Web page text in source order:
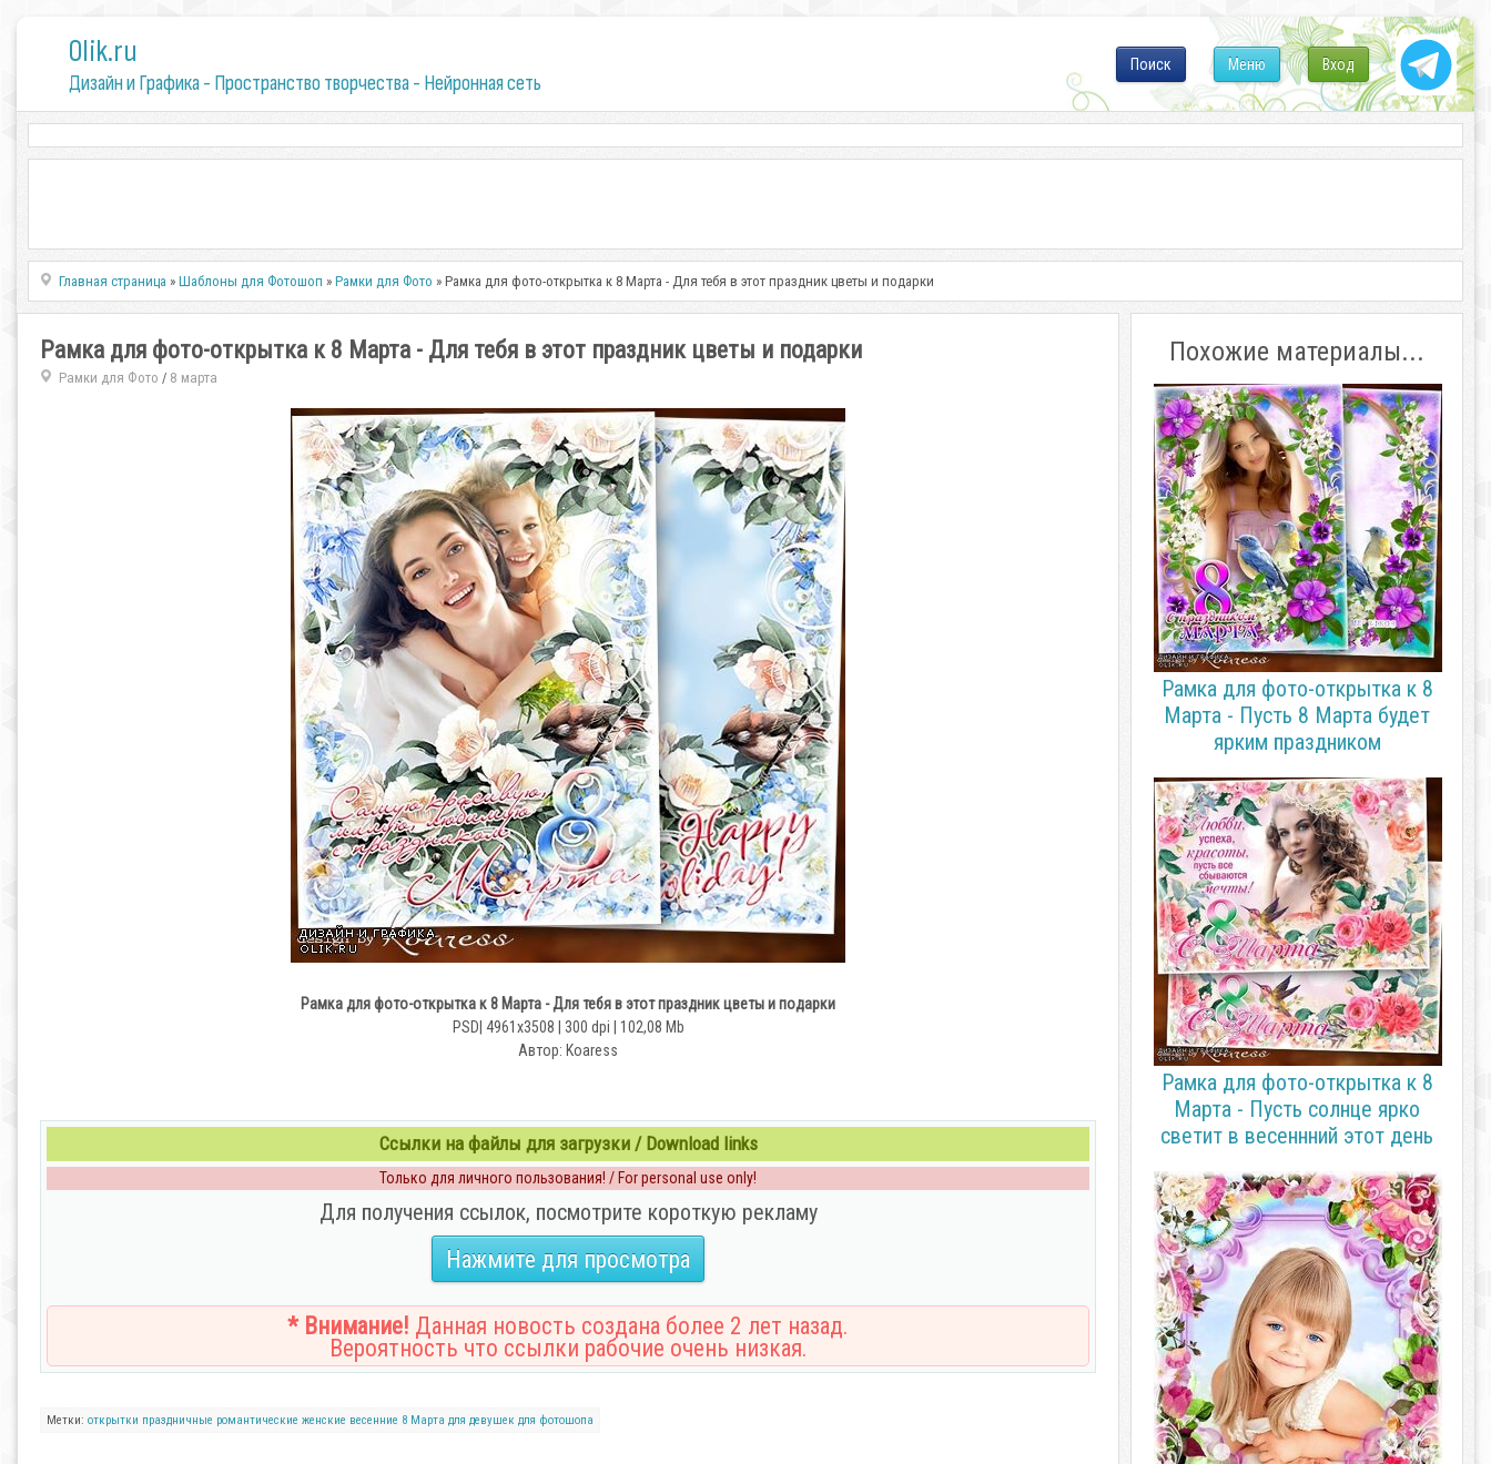
0lik.ru
Дизайн и Графика - Пространство творчества - Нейронная сеть
Вход
Меню
Поиск
Главная страница »Шаблоны для Фотошоп »Рамки для Фото » Рамка для фото-открытка к 8 Марта - Для тебя в этот праздник цветы и подарки
Рамка для фото-открытка к 8 Марта - Для тебя в этот праздник цветы и подарки
Рамки для Фото / 8 марта
Рамка для фото-открытка к 8 Марта - Для тебя в этот праздник цветы и подарки
PSD| 4961x3508 | 300 dpi | 102,08 Mb
Автор: Koaress
Ссылки на файлы для загрузки / Download links
Только для личного пользования! / For personal use only!
Для получения ссылок, посмотрите короткую рекламу
Нажмите для просмотра
* Внимание! Данная новость создана более 2 лет назад.
Вероятность что ссылки рабочие очень низкая.
Метки: открытки праздничные романтические женские весенние 8 Марта для девушек для фотошопа
Похожие материалы...
Рамка для фото-открытка к 8
Марта - Пусть 8 Марта будет
ярким праздником
Рамка для фото-открытка к 8
Марта - Пусть солнце ярко
светит в весеннний этот день